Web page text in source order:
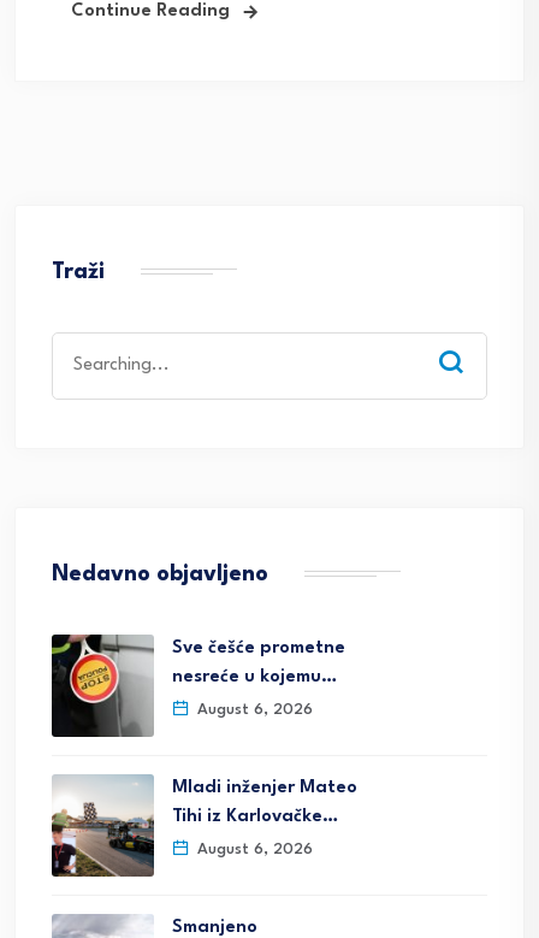
Continue Reading
Traži
for:
Nedavno objavljeno
Sve češće prometne
nesreće u kojemu…
August 6, 2026
Mladi inženjer Mateo
Tihi iz Karlovačke…
August 6, 2026
Smanjeno